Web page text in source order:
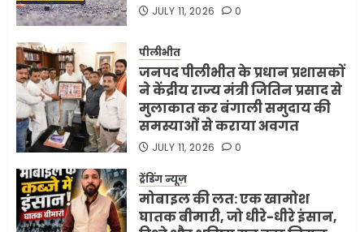
JULY 11, 2026 0
पीलीभीत
जनपद पीलीभीत के प्रधान प्रशासकों
ने केंद्रीय राज्य मंत्री जितिन प्रसाद से
मुलाकात कर बंगाली समुदाय की
समस्याओं से कराया अवगत
JULY 11, 2026 0
ट्रेंडिंग न्यूज़
मोबाइल की लत: एक खामोश
घातक बीमारी, जो धीरे-धीरे इंसान,